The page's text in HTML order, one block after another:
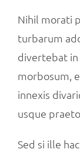
Nihil morati
turbarum
divertebat in
morbosum,
innexis
usque
Sed si ille